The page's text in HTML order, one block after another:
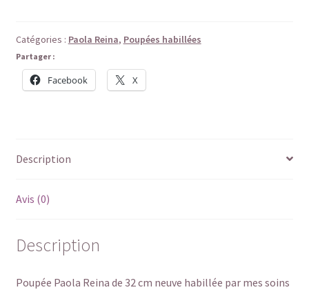
-
Poupée
Paola
Reina
Catégories : Paola Reina, Poupées habillées
Partager :
Facebook X
Description
Avis (0)
Description
Poupée Paola Reina de 32 cm neuve habillée par mes soins